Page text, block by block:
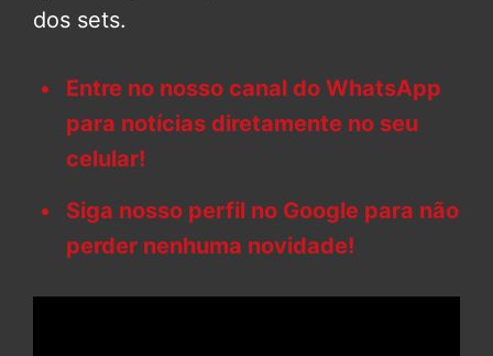
dos sets.
Entre no nosso canal do WhatsApp
para notícias diretamente no seu
celular!
Siga nosso perfil no Google para não
perder nenhuma novidade!